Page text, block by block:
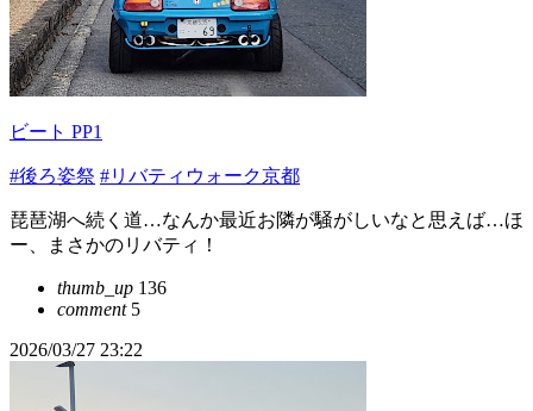
ビート PP1
#後ろ姿祭 #リバティウォーク京都
琵琶湖へ続く道…なんか最近お隣が騒がしいなと思えば…ほ
ー、まさかのリバティ！
thumb_up 136
comment5
2026/03/27 23:22